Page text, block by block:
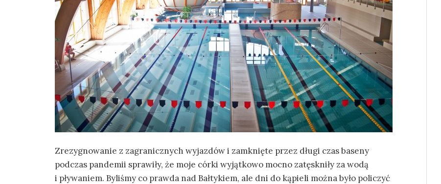
Zrezygnowanie z zagranicznych wyjazdów i zamknięte przez długi czas baseny
podczas pandemii sprawiły, że moje córki wyjątkowo mocno zatęskniły za wodą
i pływaniem. Byliśmy co prawda nad Bałtykiem, ale dni do kąpieli można było policzyć